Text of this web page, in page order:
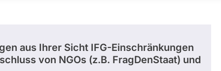
aus Ihrer Sicht IFG-Einschränkungen
von NGOs (z.B. FragDenStaat) und